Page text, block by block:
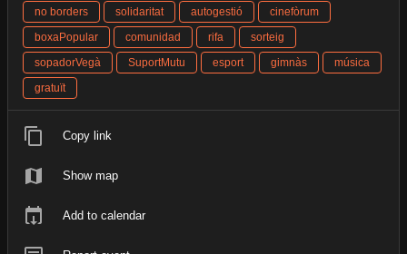
no borders
solidaritat autogestió
cinefòrum
boxaPopular
comunidad rifa
sorteig
sopadorVegà
SuportMutu esport gimnàs
música
gratuït
Copy link
Show map
Add to calendar